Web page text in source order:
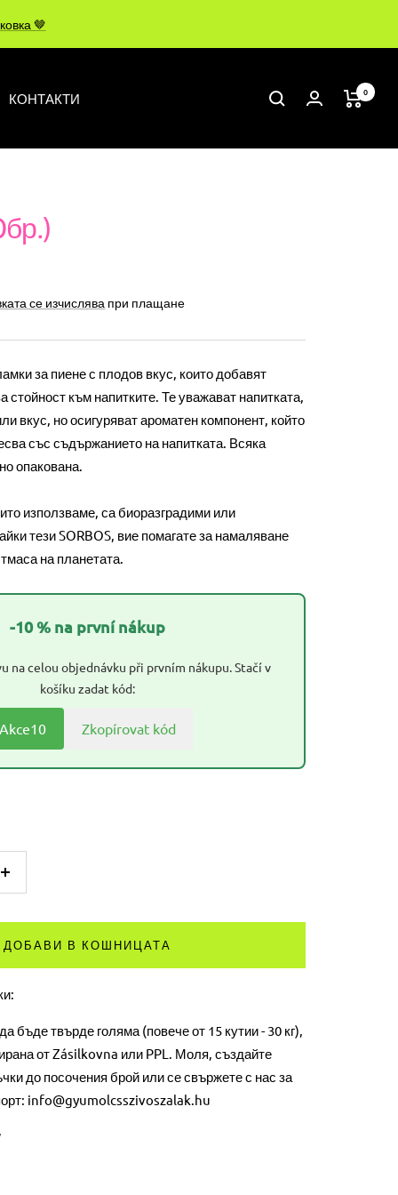
🤎
КОНТАКТИ 0
се изчислява при плащане
за пиене с плодов вкус, които добавят
стойност към напитките. Те уважават напитката,
вкус, но осигуряват ароматен компонент, който
със съдържанието на напитката. Всяка
опакована.
използваме, са биоразградими или
тези SORBOS, вие помагате за намаляване
на планетата.
-10 % na první nákup
na celou objednávku při prvním nákupu. Stačí v
košíku zadat kód:
Zkopírovat kód
Увеличете
ДОБАВИ В КОШНИЦАТА
бъде твърде голяма (повече от 15 кутии - 30 кг),
от Zásilkovna или PPL. Моля, създайте
до посочения брой или се свържете с нас за
info@gyumolcsszivoszalak.hu